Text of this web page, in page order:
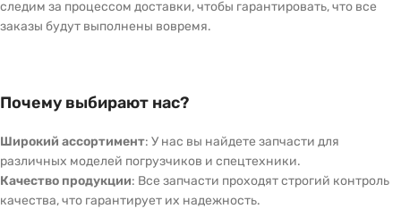
следим за процессом доставки, чтобы гарантировать, что все
заказы будут выполнены вовремя.
Почему выбирают нас?
Широкий ассортимент: У нас вы найдете запчасти для
различных моделей погрузчиков и спецтехники.
Качество продукции: Все запчасти проходят строгий контроль
качества, что гарантирует их надежность.